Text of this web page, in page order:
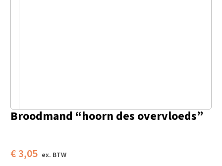
Broodmand “hoorn des overvloeds”
€ 3,05